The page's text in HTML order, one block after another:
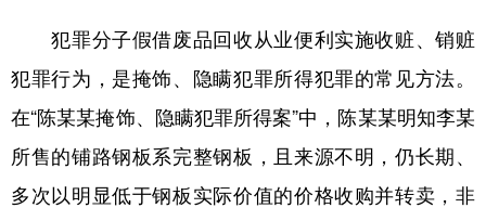
English Español Français عربى
Русский язык 日本語 한국어
Deutsch Português
犯罪分子假借废品回收从业便利实施收赃、销赃
犯罪行为，是掩饰、隐瞒犯罪所得犯罪的常见方法。
在“陈某某掩饰、隐瞒犯罪所得案”中，陈某某明知李某
所售的铺路钢板系完整钢板，且来源不明，仍长期、
多次以明显低于钢板实际价值的价格收购并转卖，非